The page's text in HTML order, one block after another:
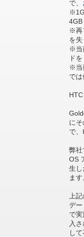
で、
4GB
※再
を失
※当
ド
※当
では
に
で
弊社
OS
生し
ます
上
デ
で
入
し